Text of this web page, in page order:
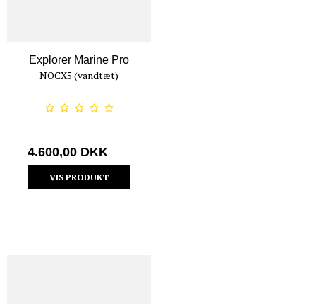
Explorer Marine Pro
NOCX5 (vandtæt)
4.600,00 DKK
VIS PRODUKT